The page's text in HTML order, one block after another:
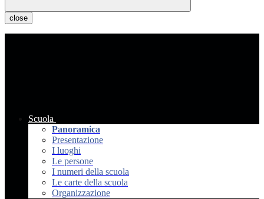
close
Scuola
Panoramica
Presentazione
I luoghi
Le persone
I numeri della scuola
Le carte della scuola
Organizzazione